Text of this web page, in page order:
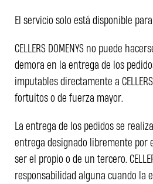
El servicio solo está disponible
CELLERS DOMENYS no puede
demora en la entrega de los
imputables directamente a CELLERS
fortuitos o de fuerza mayor.
La entrega de los pedidos se
entrega designado libremente por
ser el propio o de un tercero.
responsabilidad alguna cuando la